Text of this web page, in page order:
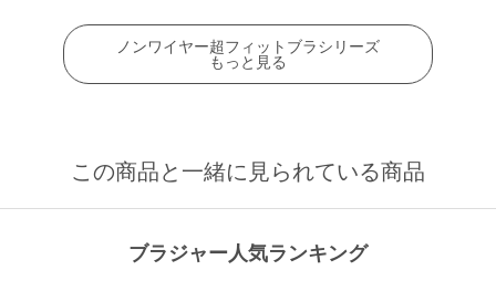
ノンワイヤー超フィットブラシリーズ
もっと見る
この商品と一緒に見られている商品
ブラジャー人気ランキング